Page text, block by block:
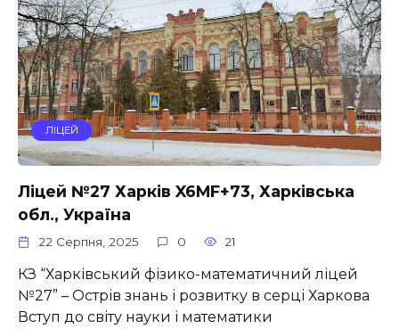
ЛІЦЕЙ
Ліцей №27 Харків X6MF+73, Харківська
обл., Україна
22 Серпня, 2025 0 21
КЗ “Харківський фізико-математичний ліцей
№27” – Острів знань і розвитку в серці Харкова
Вступ до світу науки і математики